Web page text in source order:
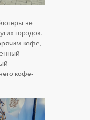
не
городов.
кофе,
кофе-